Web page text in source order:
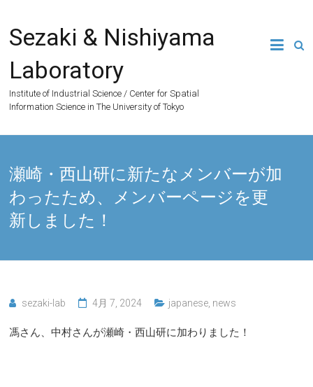
content
Sezaki & Nishiyama
Laboratory
Institute of Industrial Science / Center for Spatial
Information Science in The University of Tokyo
瀬崎・西山研に新たなメンバーが加
わったため、メンバーページを更
新しました！
sezaki-lab 4月 7, 2024 japanese news
馮さん、中村さんが瀬崎・西山研に加わりました！